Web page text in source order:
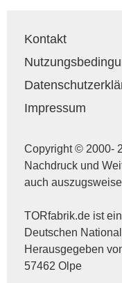
Kontakt
Impressum
Copyright © 2000-
Nachdruck und
auch
TORfabrik.de ist
Deutschen
Herausgegeben
57462 Olpe